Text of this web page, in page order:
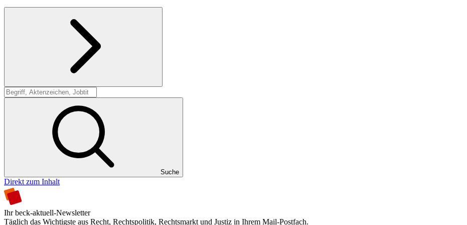
Suche
Suche
Direkt zum Inhalt
Ihr beck-aktuell-Newsletter
Täglich das Wichtigste aus Recht, Rechtspolitik, Rechtsmarkt und Justiz in Ihrem Mail-Postfach.